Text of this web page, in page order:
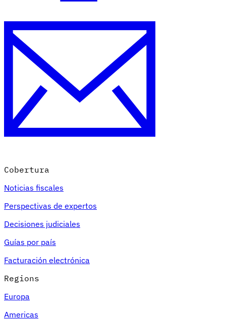
Cobertura
Noticias fiscales
Perspectivas de expertos
Decisiones judiciales
Guías por país
Facturación electrónica
Regions
Europa
Americas